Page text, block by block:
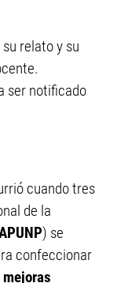
su relato y su
ser notificado
cuando tres
de la
) se
confeccionar
mejoras